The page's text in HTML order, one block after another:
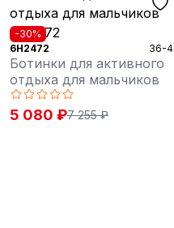
-30%
6H2472
36-
Ботинки для активного
отдыха для мальчиков
5 080 ₽7 255 ₽